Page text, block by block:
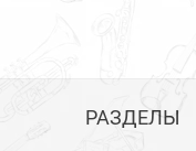
РАЗДЕЛЫ